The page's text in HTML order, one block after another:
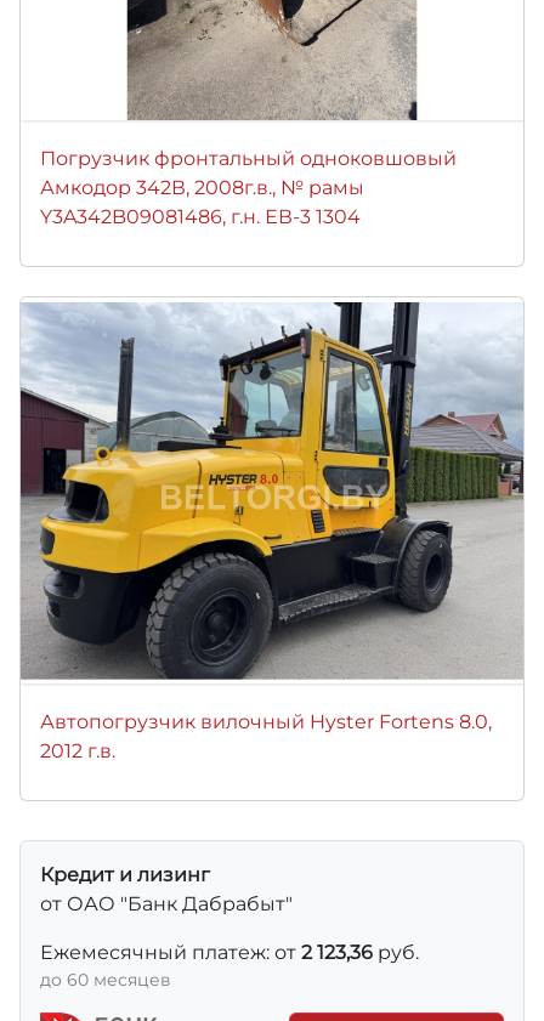
Погрузчик фронтальный одноковшовый
Амкодор 342В, 2008г.в., № рамы
Y3A342B09081486, г.н. ЕВ-3 1304
Автопогрузчик вилочный Hyster Fortens 8.0,
2012 г.в.
Кредит и лизинг
от ОАО "Банк Дабрабыт"
Ежемесячный платеж: от 2 123,36 руб.
до 60 месяцев